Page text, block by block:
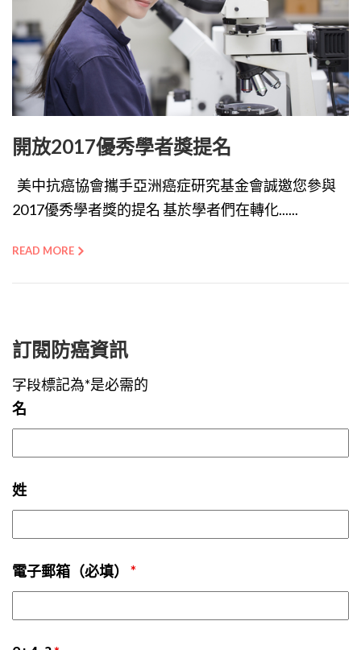
開放2017優秀學者獎提名
美中抗癌協會攜手亞洲癌症研究基金會誠邀您參與
2017優秀學者獎的提名 基於學者們在轉化......
READ MORE
訂閱防癌資訊
字段標記為*是必需的
名
姓
電子郵箱（必填） *